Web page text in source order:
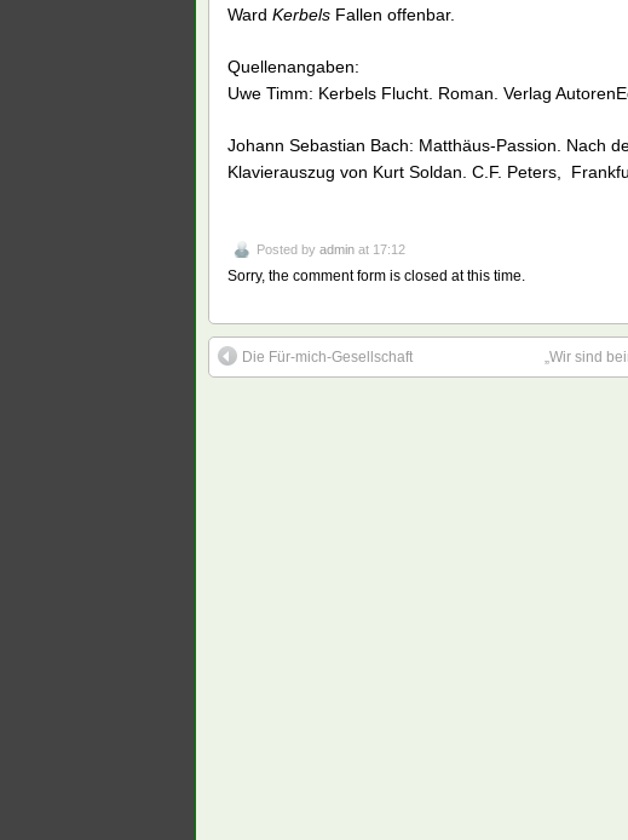
Ward Kerbels Fallen offenbar.
Quellenangaben:
Uwe Timm: Kerbels Flucht. Roman. Verlag
Johann Sebastian Bach: Matthäus-Passion. Nach
Klavierauszug von Kurt Soldan. C.F. Peters,
Posted by admin at 17:12
Sorry, the comment form is closed at this time.
Die Für-mich-Gesellschaft „Wir sind